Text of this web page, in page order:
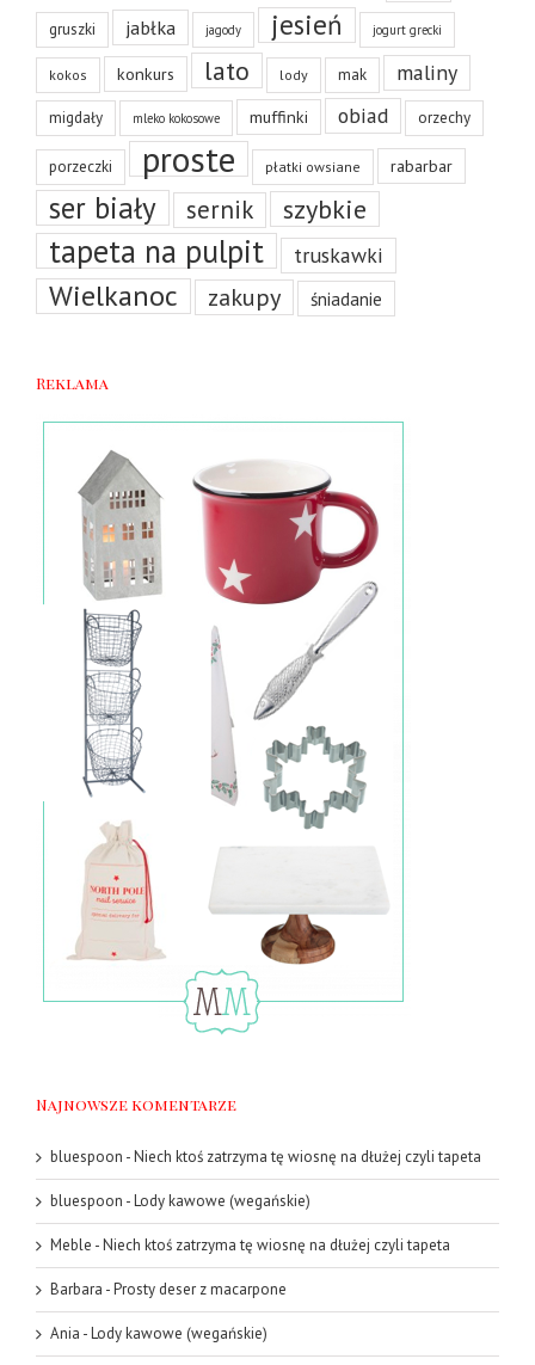
gruszki jabłka jagody jesień jogurt grecki
kokos konkurs lato lody mak maliny
migdały mleko kokosowe muffinki obiad orzechy
porzeczki proste płatki owsiane rabarbar
ser biały sernik szybkie
tapeta na pulpit truskawki
Wielkanoc zakupy śniadanie
Reklama
Najnowsze komentarze
bluespoon -Niech ktoś zatrzyma tę wiosnę na dłużej czyli tapeta
bluespoon -Lody kawowe (wegańskie)
Meble -Niech ktoś zatrzyma tę wiosnę na dłużej czyli tapeta
Barbara -Prosty deser z macarpone
Ania -Lody kawowe (wegańskie)